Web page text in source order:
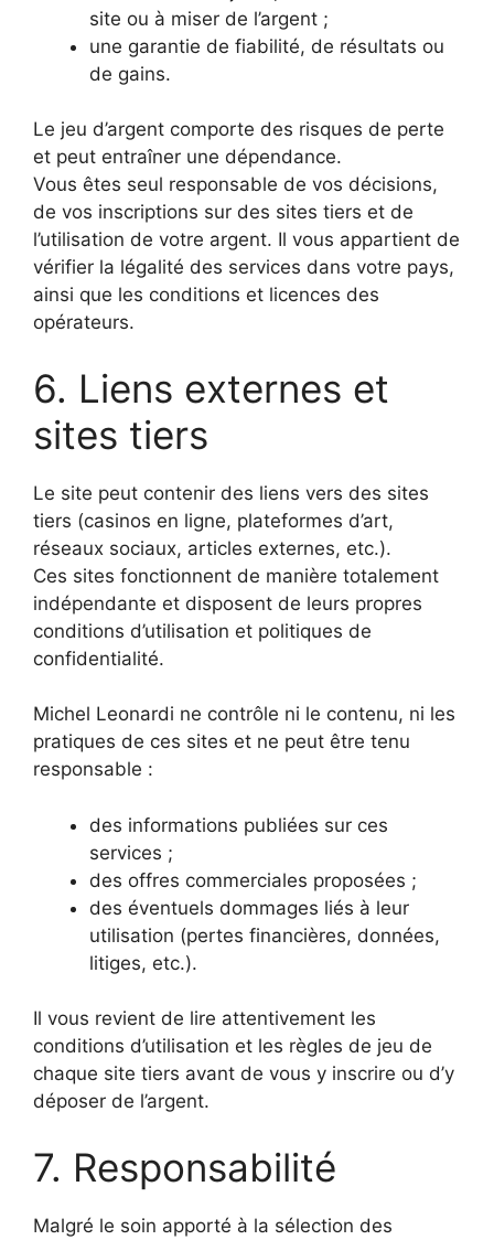
site ou à miser de l’argent ;
une garantie de fiabilité, de résultats ou
de gains.
Le jeu d’argent comporte des risques de perte
et peut entraîner une dépendance.
Vous êtes seul responsable de vos décisions,
de vos inscriptions sur des sites tiers et de
l’utilisation de votre argent. Il vous appartient de
vérifier la légalité des services dans votre pays,
ainsi que les conditions et licences des
opérateurs.
6. Liens externes et
sites tiers
Le site peut contenir des liens vers des sites
tiers (casinos en ligne, plateformes d’art,
réseaux sociaux, articles externes, etc.).
Ces sites fonctionnent de manière totalement
indépendante et disposent de leurs propres
conditions d’utilisation et politiques de
confidentialité.
Michel Leonardi ne contrôle ni le contenu, ni les
pratiques de ces sites et ne peut être tenu
responsable :
des informations publiées sur ces
services ;
des offres commerciales proposées ;
des éventuels dommages liés à leur
utilisation (pertes financières, données,
litiges, etc.).
Il vous revient de lire attentivement les
conditions d’utilisation et les règles de jeu de
chaque site tiers avant de vous y inscrire ou d’y
déposer de l’argent.
7. Responsabilité
Malgré le soin apporté à la sélection des